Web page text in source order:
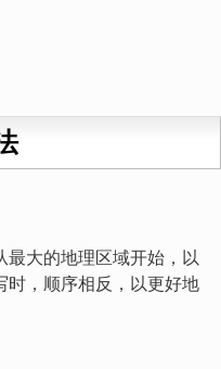
最大的地理区域开始，以
时，顺序相反，以更好地